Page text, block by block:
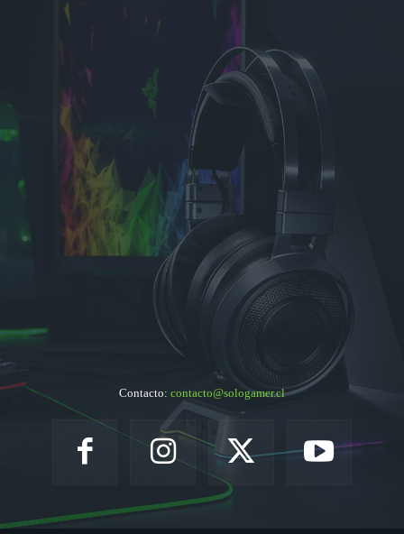
Contacto: contacto@sologamer.cl